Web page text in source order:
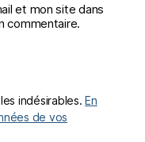
et mon site dans
commentaire.
indésirables.En
de vos